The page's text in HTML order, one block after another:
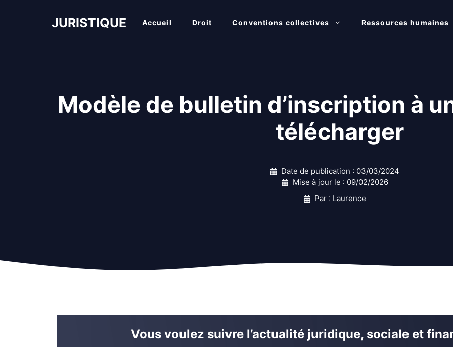
JURISTIQUE Accueil Droit Conventions collectives Ressources humaines
Modèle de bulletin d’inscription à
télécharger
Date de publication : 03/03/2024
Mise à jour le : 09/02/2026
Par : Laurence
Vous voulez suivre l’actualité juridique, sociale et